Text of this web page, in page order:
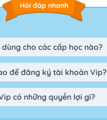
Hỏi đáp nhanh
cho các cấp học nào?
để đăng ký tài khoản Vip?
có những quyền lợi gì?